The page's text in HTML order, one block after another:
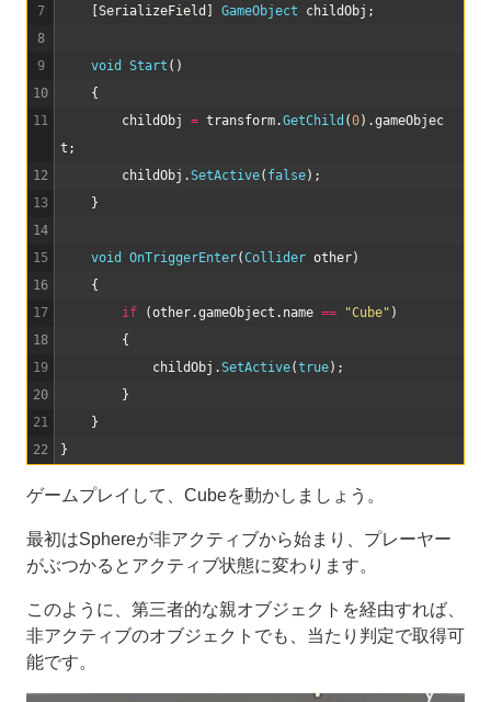
7
8
9
10
11
12
13
14
15
16
17
18
19
20
21
22
[SerializeField ] GameObject childObj ;
void Start ( )
{
childObj
= transform.GetChild (0) .gameObjec
t ;
childObj .SetActive( false) ;
}
void OnTriggerEnter(Collider other)
{
if
(other.gameObject . name == "Cube" )
{
childObj .SetActive(true) ;
}
}
}
ゲームプレイして、Cubeを動かしましょう。
最初はSphereが非アクティブから始まり、プレーヤー
がぶつかるとアクティブ状態に変わります。
このように、第三者的な親オブジェクトを経由すれば、
非アクティブのオブジェクトでも、当たり判定で取得可
能です。